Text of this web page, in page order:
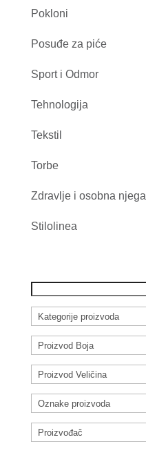
Pokloni
Posuđe za piće
Sport i Odmor
Tehnologija
Tekstil
Torbe
Zdravlje i osobna njega
Stilolinea